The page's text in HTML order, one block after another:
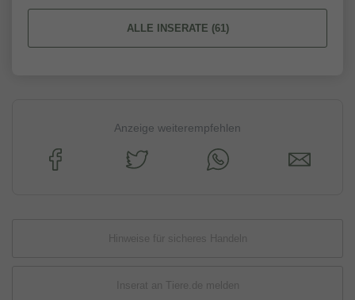
ALLE INSERATE (61)
Anzeige weiterempfehlen
Hinweise für sicheres Handeln
Inserat an Tiere.de melden